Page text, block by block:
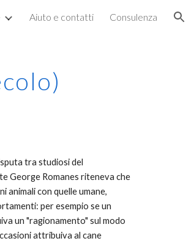
Aiuto e contatti Consulenza
tra studiosi del
George Romanes riteneva che
animali con quelle umane,
per esempio se un
un "ragionamento" sul modo
attribuiva al cane